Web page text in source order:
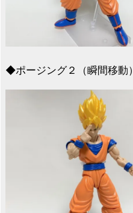
◆ポージング２（瞬間移動）